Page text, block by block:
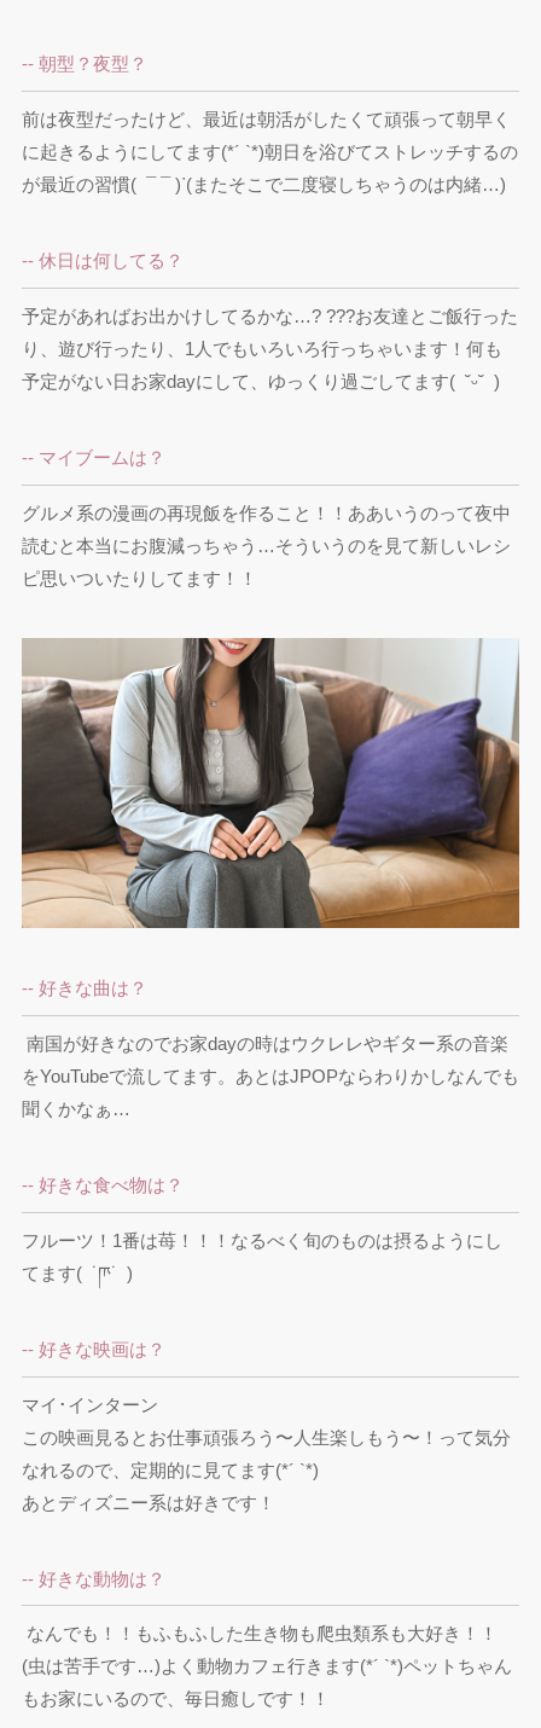
-- 朝型？夜型？
前は夜型だったけど、最近は朝活がしたくて頑張って朝早く
に起きるようにしてます(*´ `*)朝日を浴びてストレッチするの
が最近の習慣(  ¯ ¯ )ᐝ(またそこで二度寝しちゃうのは内緒…)
-- 休日は何してる？
予定があればお出かけしてるかな…? ???お友達とご飯行った
り、遊び行ったり、1人でもいろいろ行っちゃいます！何も
-- マイブームは？
グルメ系の漫画の再現飯を作ること！！ああいうのって夜中
読むと本当にお腹減っちゃう…そういうのを見て新しいレシ
ピ思いついたりしてます！！
-- 好きな曲は？
をYouTubeで流してます。あとはJPOPならわりかしなんでも
聞くかなぁ…
-- 好きな食べ物は？
フルーツ！1番は苺！！！なるべく旬のものは摂るようにし
てます(  ˙ཫ˙  )
-- 好きな映画は？
マイ･インターン
この映画見るとお仕事頑張ろう〜人生楽しもう〜！って気分
なれるので、定期的に見てます(*´ `*)
あとディズニー系は好きです！
-- 好きな動物は？
(虫は苦手です…)よく動物カフェ行きます(*´ `*)ペットちゃん
もお家にいるので、毎日癒しです！！